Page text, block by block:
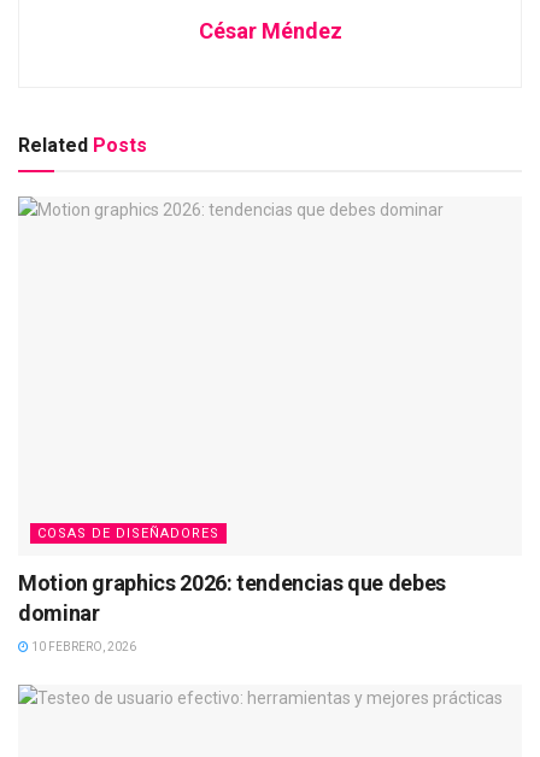
César Méndez
Related Posts
COSAS DE DISEÑADORES
Motion graphics 2026: tendencias que debes
dominar
10 FEBRERO, 2026